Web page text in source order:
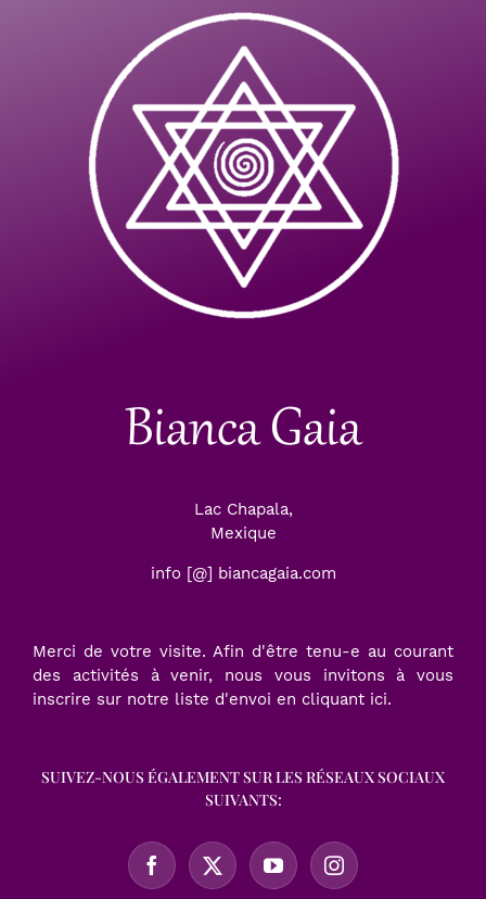
Bianca Gaia
Lac Chapala,
Mexique
info [@] biancagaia.com
Merci de votre visite. Afin d'être tenu-e au courant
des activités à venir, nous vous invitons à vous
inscrire sur notre liste d'envoi en cliquant ici.
SUIVEZ-NOUS ÉGALEMENT SUR LES RÉSEAUX SOCIAUX
SUIVANTS: